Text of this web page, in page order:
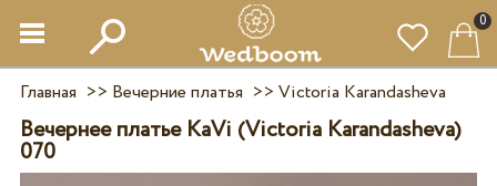
0
Главная >> Вечерние платья >> Victoria Karandasheva
Вечернее платье KaVi (Victoria Karandasheva)
070